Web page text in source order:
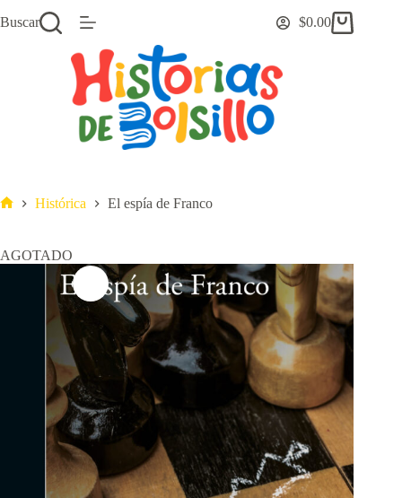
al
Buscar
Carro
$0.00
Histórica El espía de Franco
AGOTADO